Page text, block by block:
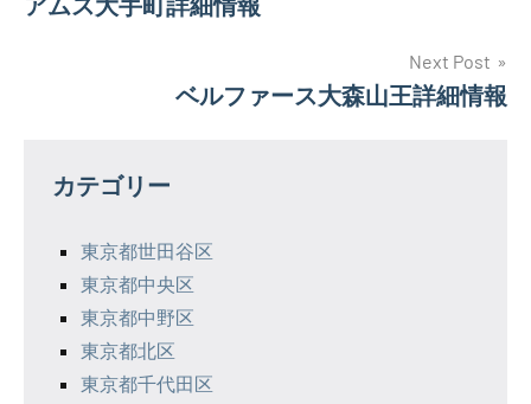
稿
ー
Next Post
ベルファース大森山王詳細情報
カテゴリー
東京都世田谷区
東京都中央区
東京都中野区
東京都北区
東京都千代田区